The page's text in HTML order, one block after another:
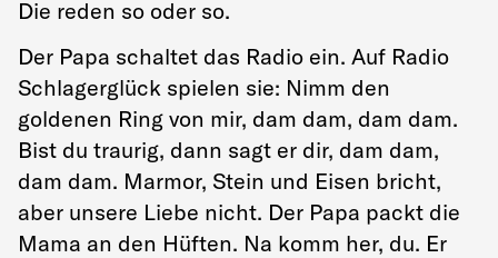
Die reden so oder so.
Der Papa schaltet das Radio ein. Auf Radio
Schlagerglück spielen sie: Nimm den
goldenen Ring von mir, dam dam, dam dam.
Bist du traurig, dann sagt er dir, dam dam,
dam dam. Marmor, Stein und Eisen bricht,
aber unsere Liebe nicht. Der Papa packt die
Mama an den Hüften. Na komm her, du. Er